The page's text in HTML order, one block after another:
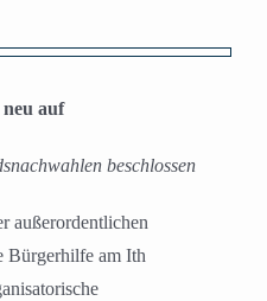
auf
beschlossen
außerordentlichen
Bürgerhilfe am Ith